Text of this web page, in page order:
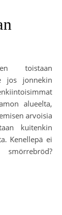
jos jonnekin
alueelta,
arvoisia
kuitenkin
Kenellepä ei